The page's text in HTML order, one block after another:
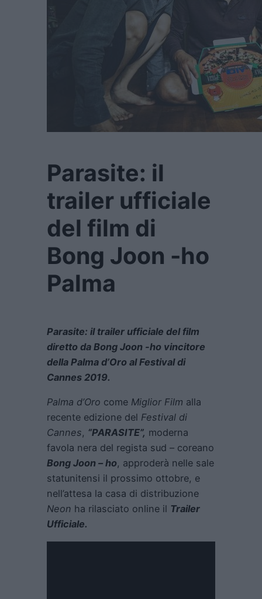
Parasite: il
trailer ufficiale
del film di
Bong Joon -ho
Palma
Parasite: il trailer ufficiale del film
diretto da Bong Joon -ho vincitore
della Palma d’Oro al Festival di
Cannes 2019.
Palma d’Oro come Miglior Film alla
recente edizione del Festival di
Cannes, “PARASITE”, moderna
favola nera del regista sud – coreano
Bong Joon – ho, approderà nelle sale
statunitensi il prossimo ottobre, e
nell’attesa la casa di distribuzione
Neon ha rilasciato online il Trailer
Ufficiale.